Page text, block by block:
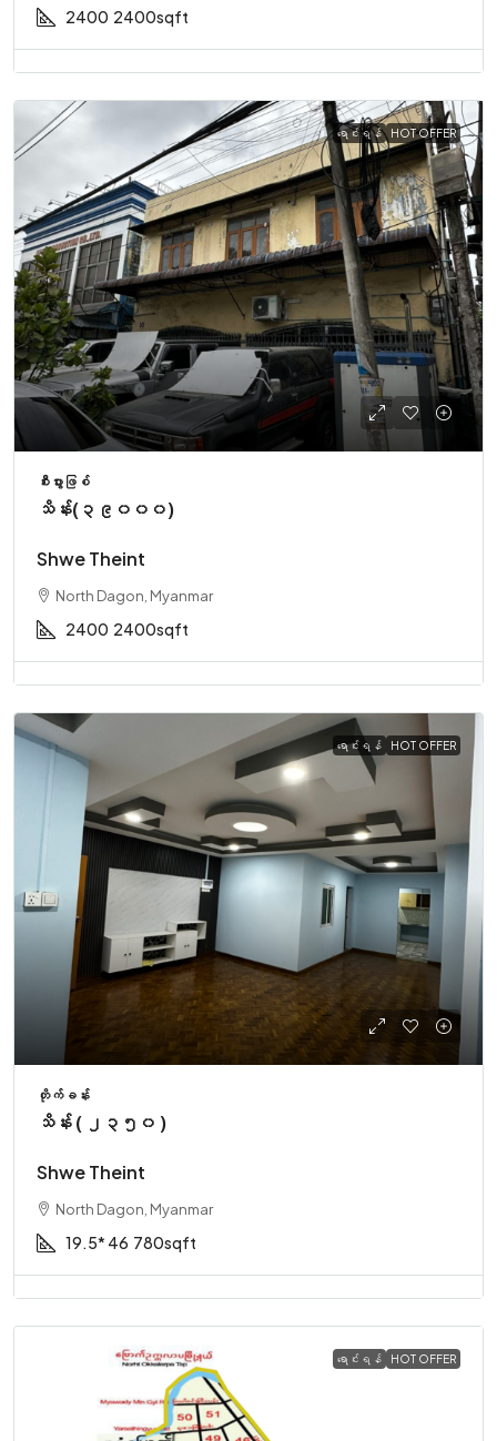
2400 2400sqft
ရောင်းရန် HOT OFFER
စီးပွားဖြစ်
သိန်း(၃၉၀၀၀)
Shwe Theint
North Dagon, Myanmar
2400 2400sqft
ရောင်းရန် HOT OFFER
တိုက်ခန်း
သိန်း ( ၂၃၅၀ )
Shwe Theint
North Dagon, Myanmar
19.5* 46 780sqft
ရောင်းရန် HOT OFFER